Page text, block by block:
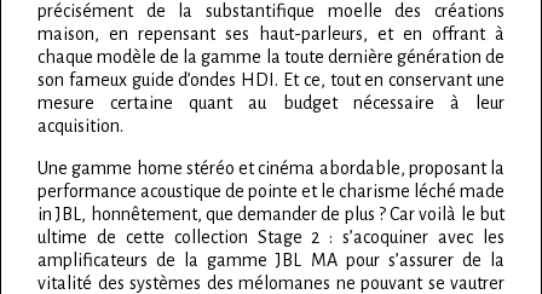
précisément de la substantifique moelle des créations
maison, en repensant ses haut-parleurs, et en offrant à
chaque modèle de la gamme la toute dernière génération de
son fameux guide d’ondes HDI. Et ce, tout en conservant une
mesure certaine quant au budget nécessaire à leur
acquisition.
Une gamme home stéréo et cinéma abordable, proposant la
performance acoustique de pointe et le charisme léché made
in JBL, honnêtement, que demander de plus ? Car voilà le but
ultime de cette collection Stage 2 : s’acoquiner avec les
amplificateurs de la gamme JBL MA pour s’assurer de la
vitalité des systèmes des mélomanes ne pouvant se vautrer